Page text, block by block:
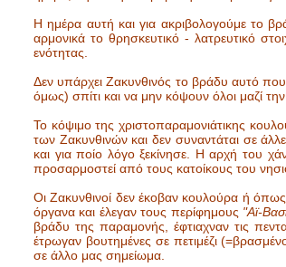
Η ημέρα αυτή και για ακριβολογούμε το
αρμονικά το θρησκευτικό - λατρευτικό
ενότητας.
Δεν υπάρχει Ζακυνθινός το βράδυ αυτό που
όμως) σπίτι και να μην κόψουν όλοι μαζί
Το κόψιμο της χριστοπαραμονιάτικης
των Ζακυνθινών και δεν συναντάται σε
και για πoίο λόγο ξεκίνησε. Η αρχή του
προσαρμοστεί από τους κατοίκους του
Οι Ζακυνθινοί δεν έκοβαν κουλούρα ή
όργανα και έλεγαν τους περίφημους "Αϊ-
βράδυ της παραμονής, έφτιαχναν τις
έτρωγαν βουτημένες σε πετιμέζι
σε άλλο μας σημείωμα.